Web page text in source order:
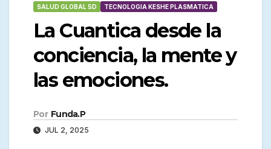
SALUD GLOBAL 5D TECNOLOGIA KESHE PLASMATICA
La Cuantica desde la
conciencia, la mente y
las emociones.
Por Funda.P
JUL 2, 2025